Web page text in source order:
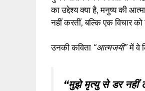
का उद्देश्य क्या है, मनुष्य की
नहीं करतीं, बल्कि एक विचार
उनकी कविता “आत्मजयी”में वे
“मुझे मृत्यु से डर नहीं